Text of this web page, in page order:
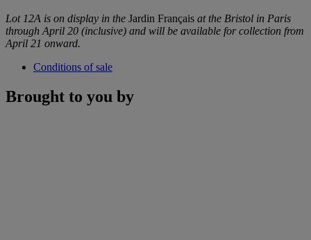
Lot 12A is on display in the Jardin Français at the Bristol in Paris
through April 20 (inclusive) and will be available for collection from
April 21 onward.
Conditions of sale
Brought to you by